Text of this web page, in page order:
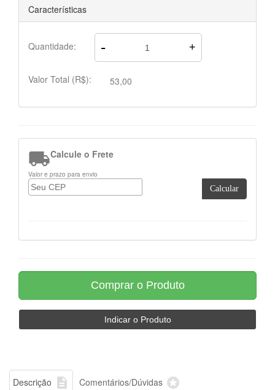
Características
Quantidade: - +
Valor Total (R$): 53,00
Calcule o Frete
Valor e prazo para envio
Calcular
Descrição  Comentários/Dúvidas 